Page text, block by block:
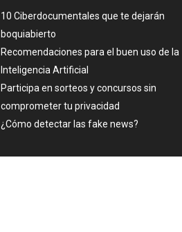
10 Ciberdocumentales que te dejarán
boquiabierto
Recomendaciones para el buen uso de la
Inteligencia Artificial
Participa en sorteos y concursos sin
comprometer tu privacidad
¿Cómo detectar las fake news?